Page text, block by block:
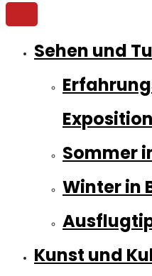
Sehen und
Exposition
Sommer
Winter in
Kunst und